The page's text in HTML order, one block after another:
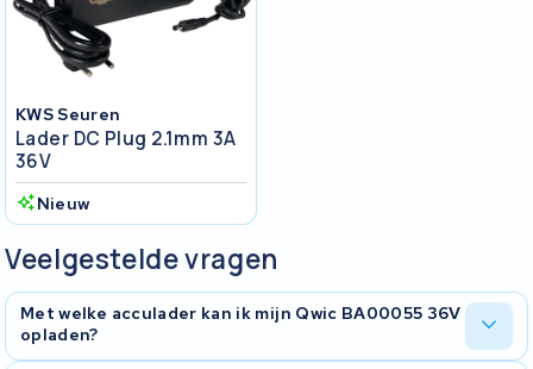
KWS Seuren
Lader DC Plug 2.1mm 3A
36V
Nieuw
Veelgestelde vragen
Met welke acculader kan ik mijn Qwic BA00055 36V
opladen?